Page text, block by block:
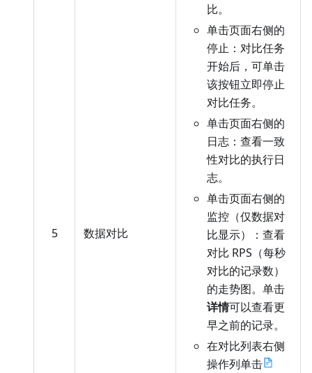
5 数据对比
比。
单击页面右侧的
停止：对比任务
开始后，可单击
该按钮立即停止
对比任务。
单击页面右侧的
日志：查看一致
性对比的执行日
志。
单击页面右侧的
监控（仅数据对
比显示）：查看
对比 RPS（每秒
对比的记录数）
的走势图。单击
详情可以查看更
早之前的记录。
在对比列表右侧
操作列单击